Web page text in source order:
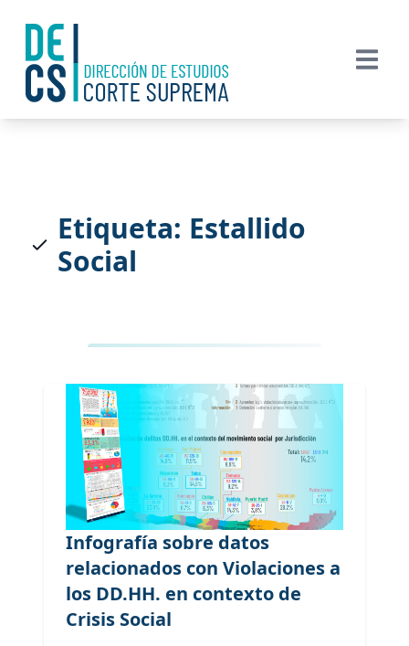
Etiqueta: Estallido
Social
Infografía sobre datos
relacionados con Violaciones a
los DD.HH. en contexto de
Crisis Social